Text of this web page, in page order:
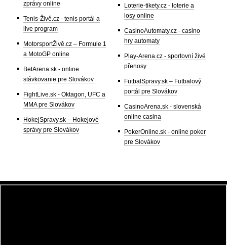
zprávy online
Tenis-Živě.cz - tenis portál a
live program
MotorsportŽivě.cz – Formule 1
a MotoGP online
BetArena.sk - online
stávkovanie pre Slovákov
FightLive.sk - Oktagon, UFC a
MMA pre Slovákov
HokejSpravy.sk – Hokejové
správy pre Slovákov
Loterie-tikety.cz - loterie a
losy online
CasinoAutomaty.cz - casino
hry automaty
Play-Arena.cz - sportovní živé
přenosy
FutbalSpravy.sk – Futbalový
portál pre Slovákov
CasinoArena.sk - slovenská
online casina
PokerOnline.sk - online poker
pre Slovákov